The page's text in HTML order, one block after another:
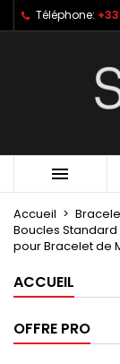
Téléphone:

Accueil
Boucles Standard
pour Bracelet de
ACCUEIL
OFFRE PRO
My
Create
Créer
Nom de la
Vous
à votre liste